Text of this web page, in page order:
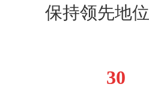
保持领先地位
30